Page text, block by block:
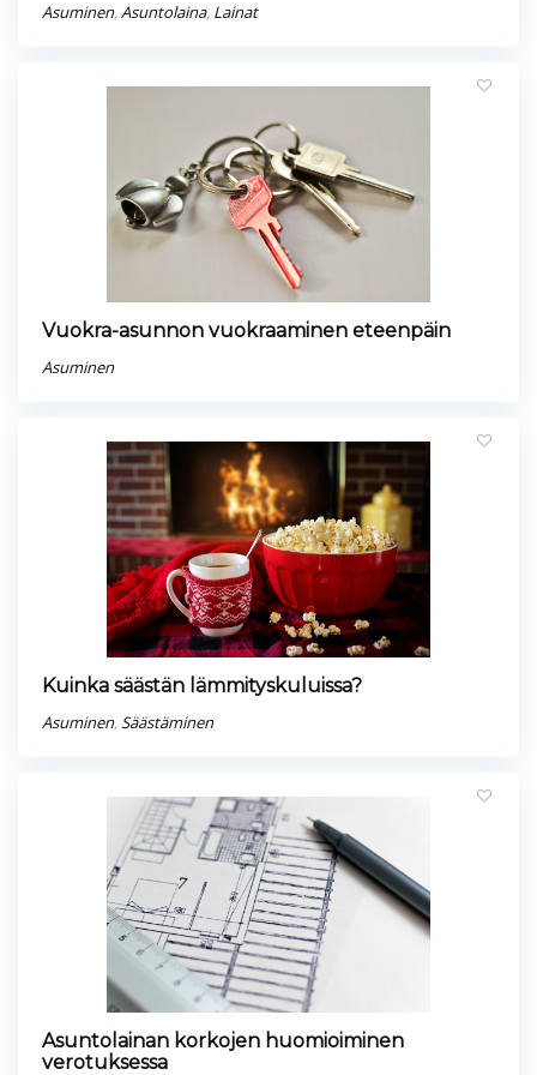
Asuminen,Asuntolaina, Lainat
Vuokra-asunnon vuokraaminen eteenpäin
Asuminen
Kuinka säästän lämmityskuluissa?
Asuminen,Säästäminen
Asuntolainan korkojen huomioiminen
verotuksessa